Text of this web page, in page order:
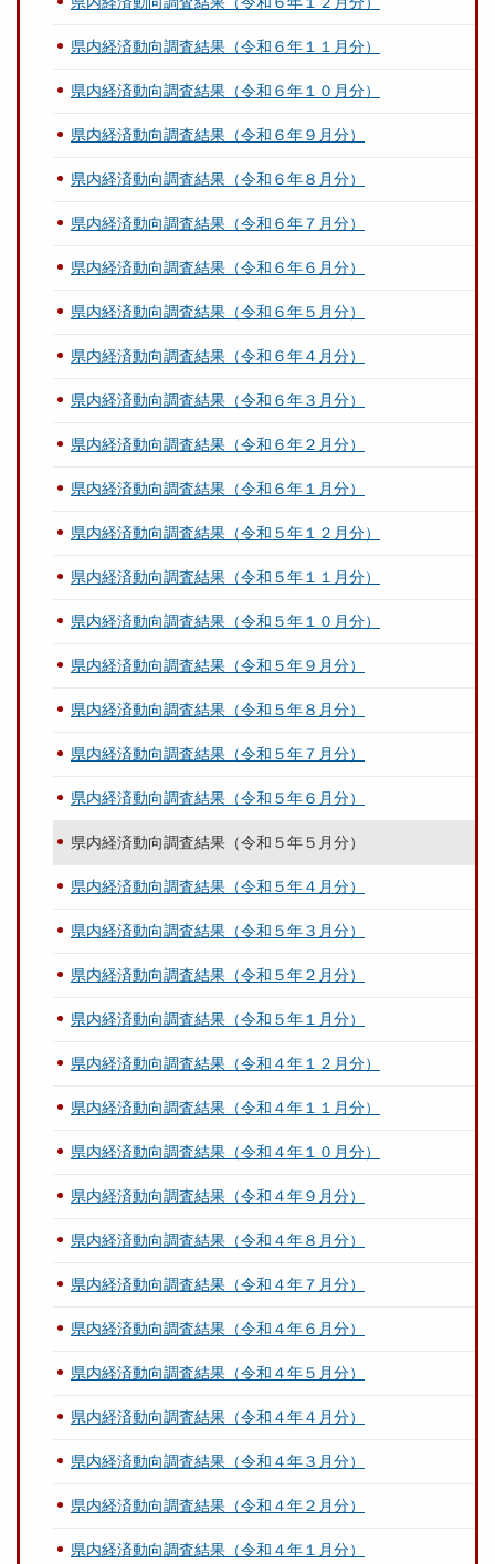
県内経済動向調査結果（令和６年１１月分）
県内経済動向調査結果（令和６年１０月分）
県内経済動向調査結果（令和６年９月分）
県内経済動向調査結果（令和６年８月分）
県内経済動向調査結果（令和６年７月分）
県内経済動向調査結果（令和６年６月分）
県内経済動向調査結果（令和６年５月分）
県内経済動向調査結果（令和６年４月分）
県内経済動向調査結果（令和６年３月分）
県内経済動向調査結果（令和６年２月分）
県内経済動向調査結果（令和６年１月分）
県内経済動向調査結果（令和５年１２月分）
県内経済動向調査結果（令和５年１１月分）
県内経済動向調査結果（令和５年１０月分）
県内経済動向調査結果（令和５年９月分）
県内経済動向調査結果（令和５年８月分）
県内経済動向調査結果（令和５年７月分）
県内経済動向調査結果（令和５年６月分）
県内経済動向調査結果（令和５年５月分）
県内経済動向調査結果（令和５年４月分）
県内経済動向調査結果（令和５年３月分）
県内経済動向調査結果（令和５年２月分）
県内経済動向調査結果（令和５年１月分）
県内経済動向調査結果（令和４年１２月分）
県内経済動向調査結果（令和４年１１月分）
県内経済動向調査結果（令和４年１０月分）
県内経済動向調査結果（令和４年９月分）
県内経済動向調査結果（令和４年８月分）
県内経済動向調査結果（令和４年７月分）
県内経済動向調査結果（令和４年６月分）
県内経済動向調査結果（令和４年５月分）
県内経済動向調査結果（令和４年４月分）
県内経済動向調査結果（令和４年３月分）
県内経済動向調査結果（令和４年２月分）
県内経済動向調査結果（令和４年１月分）